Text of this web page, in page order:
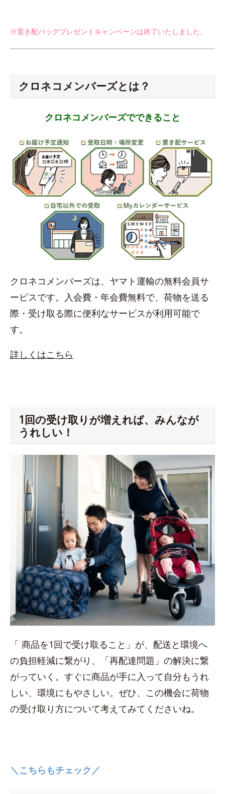
※置き配バッグプレゼントキャンペーンは終了いたしました。
クロネコメンバーズとは？
クロネコメンバーズでできること
クロネコメンバーズは、ヤマト運輸の無料会員サ
ービスです。入会費・年会費無料で、荷物を送る
際・受け取る際に便利なサービスが利用可能で
す。
詳しくはこちら
1回の受け取りが増えれば、みんなが
うれしい！
「 商品を1回で受け取ること」が、配送と環境へ
の負担軽減に繋がり、「再配達問題」の解決に繋
がっていく。すぐに商品が手に入って自分もうれ
しい、環境にもやさしい。ぜひ、この機会に荷物
の受け取り方について考えてみてくださいね。
＼こちらもチェック／